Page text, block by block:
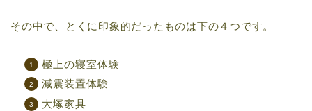
その中で、とくに印象的だったものは下の４つです。
極上の寝室体験
減震装置体験
大塚家具